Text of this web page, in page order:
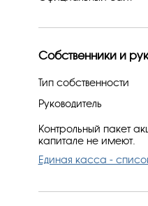
Собственники и
Тип собственности
Руководитель
Контрольный пакет
капитале не имеют.
Единая касса -